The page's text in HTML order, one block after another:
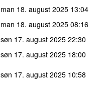
man 18. august 2025 13:04
man 18. august 2025 08:16
søn 17. august 2025 22:30
søn 17. august 2025 18:00
søn 17. august 2025 10:58